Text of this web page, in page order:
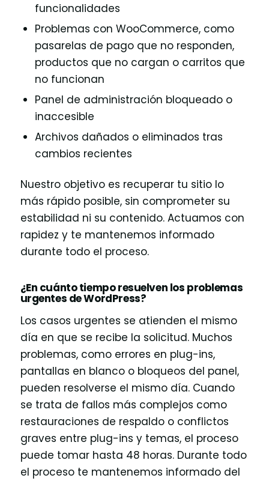
funcionalidades
Problemas con WooCommerce, como
pasarelas de pago que no responden,
productos que no cargan o carritos que
no funcionan
Panel de administración bloqueado o
inaccesible
Archivos dañados o eliminados tras
cambios recientes
Nuestro objetivo es recuperar tu sitio lo
más rápido posible, sin comprometer su
estabilidad ni su contenido. Actuamos con
rapidez y te mantenemos informado
durante todo el proceso.
¿En cuánto tiempo resuelven los problemas
urgentes de WordPress?
Los casos urgentes se atienden el mismo
día en que se recibe la solicitud. Muchos
problemas, como errores en plug-ins,
pantallas en blanco o bloqueos del panel,
pueden resolverse el mismo día. Cuando
se trata de fallos más complejos como
restauraciones de respaldo o conflictos
graves entre plug-ins y temas, el proceso
puede tomar hasta 48 horas. Durante todo
el proceso te mantenemos informado del